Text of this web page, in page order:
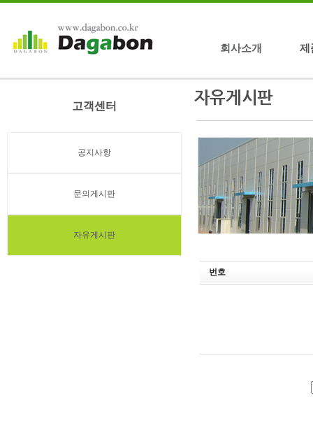
회사소개 제
고객센터
공지사항
문의게시판
자유게시판
번호